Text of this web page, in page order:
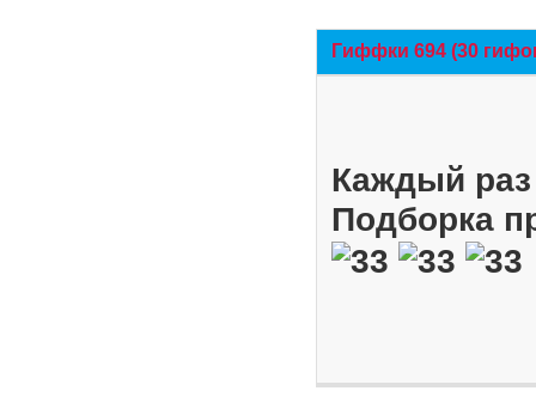
Гиффки 694 (30
Каждый
Подборка